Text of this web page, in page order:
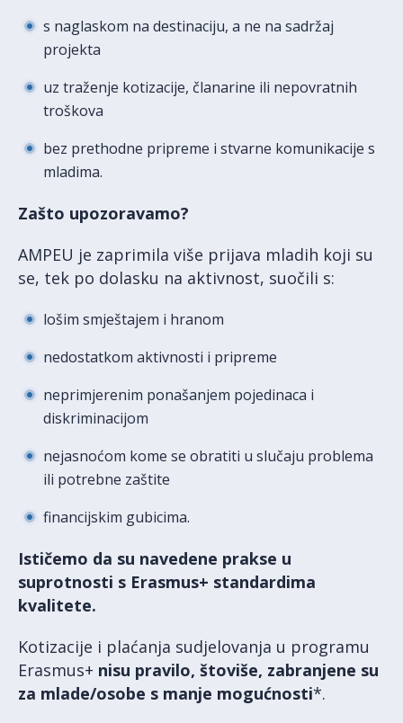
s naglaskom na destinaciju, a ne na sadržaj
projekta
uz traženje kotizacije, članarine ili nepovratnih
troškova
bez prethodne pripreme i stvarne komunikacije s
mladima.
Zašto upozoravamo?
AMPEU je zaprimila više prijava mladih koji su
se, tek po dolasku na aktivnost, suočili s:
lošim smještajem i hranom
nedostatkom aktivnosti i pripreme
neprimjerenim ponašanjem pojedinaca i
diskriminacijom
nejasnoćom kome se obratiti u slučaju problema
ili potrebne zaštite
financijskim gubicima.
Ističemo da su navedene prakse u
suprotnosti s Erasmus+ standardima
kvalitete.
Kotizacije i plaćanja sudjelovanja u programu
Erasmus+ nisu pravilo, štoviše, zabranjene su
za mlade/osobe s manje mogućnosti*.